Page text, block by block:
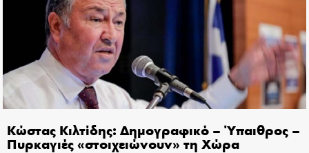
Κώστας Κιλτίδης: Δημογραφικό – Ύπαιθρος –
Πυρκαγιές «στοιχειώνουν» τη Χώρα